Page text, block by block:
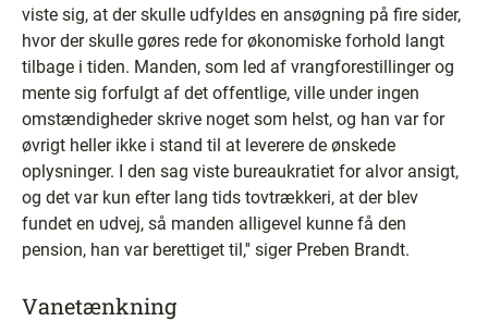
viste sig, at der skulle udfyldes en ansøgning på fire sider,
hvor der skulle gøres rede for økonomiske forhold langt
tilbage i tiden. Manden, som led af vrangforestillinger og
mente sig forfulgt af det offentlige, ville under ingen
omstændigheder skrive noget som helst, og han var for
øvrigt heller ikke i stand til at leverere de ønskede
oplysninger. I den sag viste bureaukratiet for alvor ansigt,
og det var kun efter lang tids tovtrækkeri, at der blev
fundet en udvej, så manden alligevel kunne få den
pension, han var berettiget til,'' siger Preben Brandt.
Vanetænkning